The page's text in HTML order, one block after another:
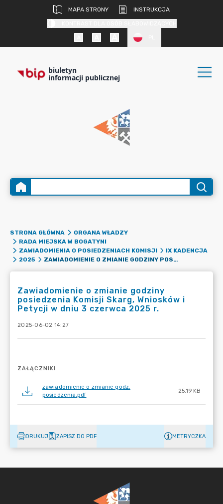
MAPA STRONY
INSTRUKCJA
biuletyn
informacji publicznej
STRONA GŁÓWNA
ORGANA WŁADZY
RADA MIEJSKA W BOGATYNI
ZAWIADOMIENIA O POSIEDZENIACH KOMISJI
IX KADENCJA
2025
ZAWIADOMIENIE O ZMIANIE GODZINY POSIEDZENIA KOMISJI SKARG, WNIOSKÓW I PETYCJI W DNIU 3 CZERWCA 2025 R.
Zawiadomienie o zmianie godziny
posiedzenia Komisji Skarg, Wniosków i
Petycji w dniu 3 czerwca 2025 r.
2025-06-02 14:27
ZAŁĄCZNIKI
zawiadomienie o zmianie godz.
posiedzenia.pdf
25.19 KB
DRUKUJ ZAPISZ DO PDF METRYCZKA